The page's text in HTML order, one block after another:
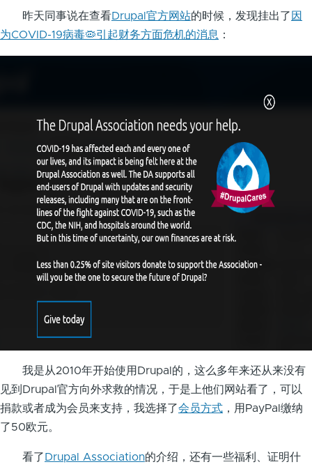
昨天同事说在查看Drupal官方网站的时候，发现挂出了 因
为COVID-19病毒🦠引起财务方面危机的消息 ：
我是从2010年开始使用Drupal的，这么多年来还从来没有
见到Drupal官方向外求救的情况，于是上他们网站看了，可以
捐款或者成为会员来支持，我选择了会员方式 ，用PayPal缴纳
了50欧元。
看了 Drupal Association的介绍，还有一些福利、证明什